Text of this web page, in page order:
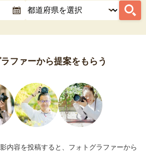
ファーから提案をもらう
内容を投稿すると、フォトグラファーから